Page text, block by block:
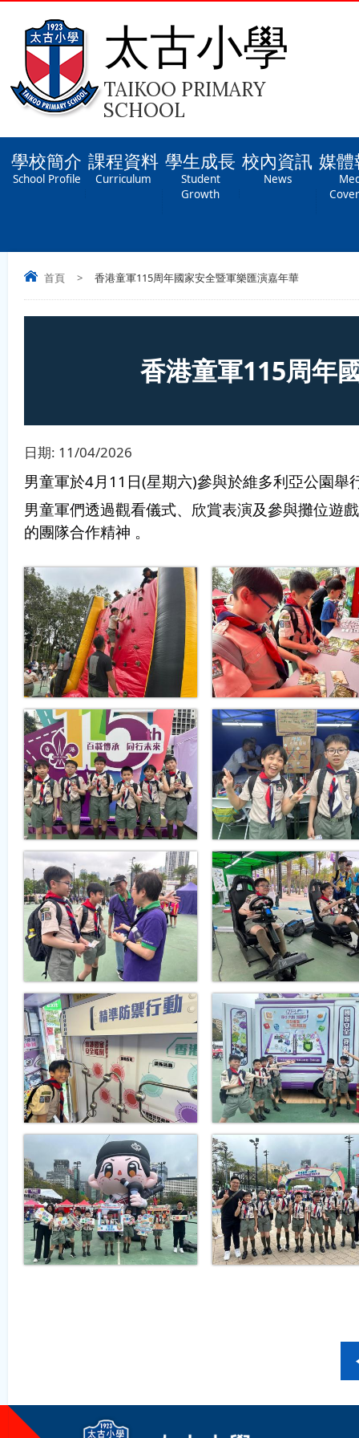
太古小學
TAIKOO PRIMARY
SCHOOL
學校簡介
School Profile
課程資料
Curriculum
學生成長
Student
Growth
校內資訊
News
媒
首頁 > 香港童軍115周年國家安全暨軍樂匯演嘉年華
香港童軍115周年
日期: 11/04/2026
男童軍於4月11日(星期六)參與於維多利亞公園
男童軍們透過觀看儀式、欣賞表演及參與攤位遊
的團隊合作精神 。